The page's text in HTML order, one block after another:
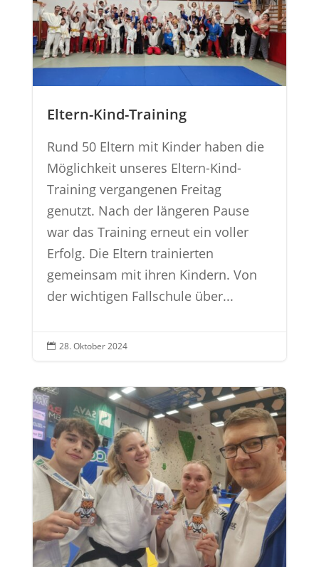
Eltern-Kind-Training
Rund 50 Eltern mit Kinder haben die
Möglichkeit unseres Eltern-Kind-
Training vergangenen Freitag
genutzt. Nach der längeren Pause
war das Training erneut ein voller
Erfolg. Die Eltern trainierten
gemeinsam mit ihren Kindern. Von
der wichtigen Fallschule über...
 28. Oktober 2024